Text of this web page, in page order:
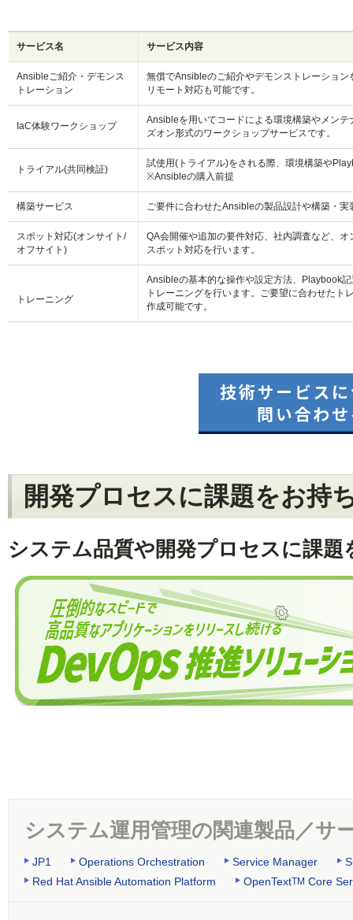
サービス名 サービス内容
Ansibleご紹介・デモンス
トレーション
無償でAnsibleのご紹介やデモンストレーション
リモート対応も可能です。
IaC体験ワークショップ
Ansibleを用いてコードによる環境構築やメン
ズオン形式のワークショップサービスです。
トライアル(共同検証)
試使用(トライアル)をされる際、環境構築や
※Ansibleの購入前提
構築サービス ご要件に合わせたAnsibleの製品設計や構築・実
スポット対応(オンサイト/
オフサイト)
QA会開催や追加の要件対応、社内調査など、オ
スポット対応を行います。
トレーニング
Ansibleの基本的な操作や設定方法、Playbook
トレーニングを行います。ご要望に合わせたト
作成可能です。
開発プロセスに課題をお持
システム品質や開発プロセスに課題
システム運用管理の関連製品／サ
JP1 Operations Orchestration Service Manager
Red Hat Ansible Automation Platform
OpenTextTM Core